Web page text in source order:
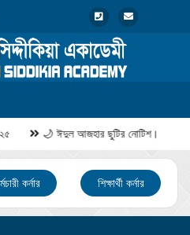
🌙 ঈদুল আজহার ছুটির নোটিশ।
কর্নার শিক্ষার্থী কর্নার